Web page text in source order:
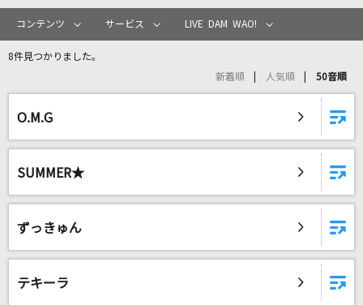
カラオケリクエスト
[生音]恋人ごっこ
マカロニえんぴつ
柴咲コウ
ダーリン
コンテンツ サービス LIVE DAM WAO!
8件見つかりました。
新着順 人気順 50音順
O.M.G
SUMMER★
ずっきゅん
テキーラ